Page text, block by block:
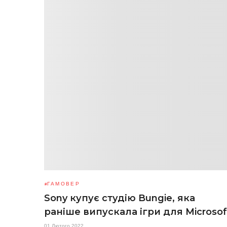
ГАМОВЕР
Sony купує студію Bungie, яка
раніше випускала ігри для
01 Лютого 2022